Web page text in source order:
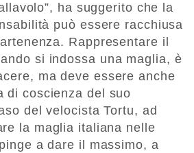
ha suggerito che la
può essere racchiusa
Rappresentare il
si indossa una maglia, è
ma deve essere anche
di coscienza del suo
del velocista Tortu, ad
la maglia italiana nelle
a dare il massimo, a